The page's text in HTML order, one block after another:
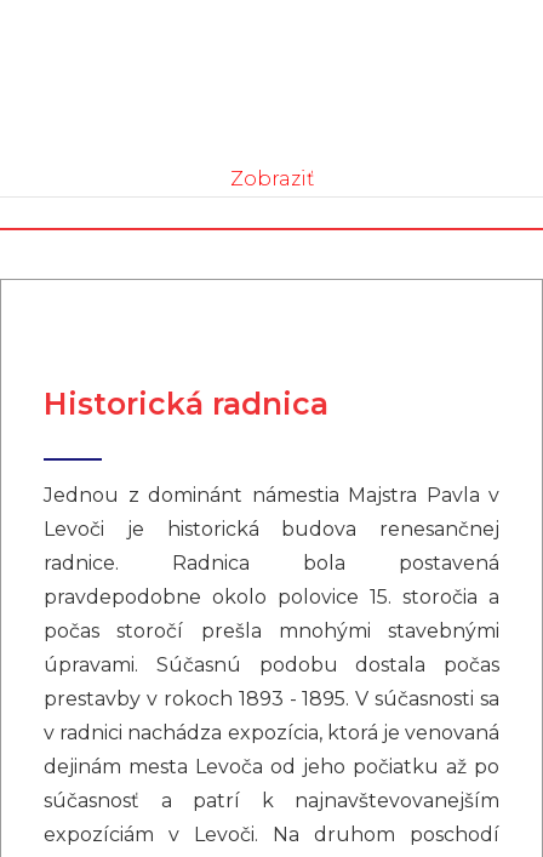
Zobraziť
Historická radnica
Jednou z dominánt námestia Majstra Pavla v
Levoči je historická budova renesančnej
radnice. Radnica bola postavená
pravdepodobne okolo polovice 15. storočia a
počas storočí prešla mnohými stavebnými
úpravami. Súčasnú podobu dostala počas
prestavby v rokoch 1893 - 1895. V súčasnosti sa
v radnici nachádza expozícia, ktorá je venovaná
dejinám mesta Levoča od jeho počiatku až po
súčasnosť a patrí k najnavštevovanejším
expozíciám v Levoči. Na druhom poschodí